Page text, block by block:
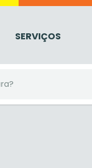
SERVIÇOS